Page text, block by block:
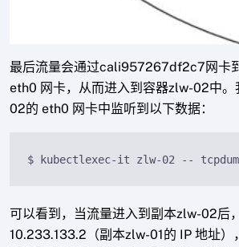
最后流量会通过cali957267df2c7网卡
eth0 网卡，从而进入到容器zlw-02中。
02的 eth0 网卡中监听到以下数据：
$ kubectlexec-it zlw-02 --
可以看到，当流量进入到副本zlw-02后
10.233.133.2（副本zlw-01的 IP 地址）